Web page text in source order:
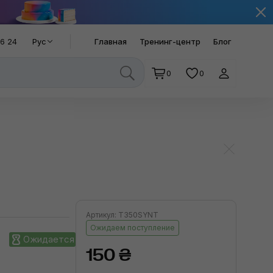
24 Рус Главная Тренинг-центр Блог
0 0
Ожидается
Артикул: T350SYNT
Ожидаем поступление
150 ₴